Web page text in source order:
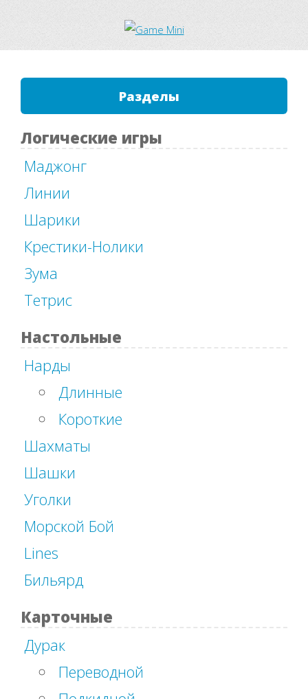
Разделы
Логические игры
Маджонг
Линии
Шарики
Крестики-Нолики
Зума
Тетрис
Настольные
Нарды
Длинные
Короткие
Шахматы
Шашки
Уголки
Морской Бой
Lines
Бильярд
Карточные
Дурак
Переводной